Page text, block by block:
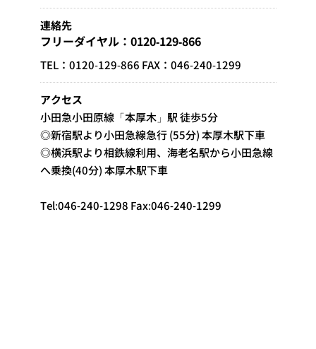
連絡先
フリーダイヤル：0120-129-866
TEL：0120-129-866 FAX：046-240-1299
アクセス
小田急小田原線「本厚木」駅 徒歩5分
◎新宿駅より小田急線急行 (55分) 本厚木駅下車
◎横浜駅より相鉄線利用、海老名駅から小田急線
へ乗換(40分) 本厚木駅下車
Tel:046-240-1298 Fax:046-240-1299